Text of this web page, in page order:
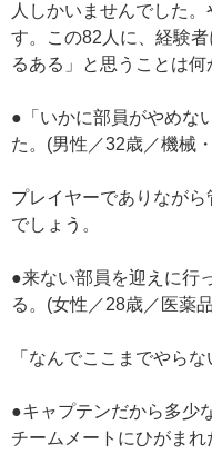
人しかいませんでした
す。この82人に、経験
るある」と思うことは何
●「いかに部員がやめな
た。(男性／32歳／機械
プレイヤーでありなが
でしょう。
●来ない部員を迎えに行
る。(女性／28歳／医薬
「なんでここまでやら
●キャプテンだから多少
チームメートにひがま